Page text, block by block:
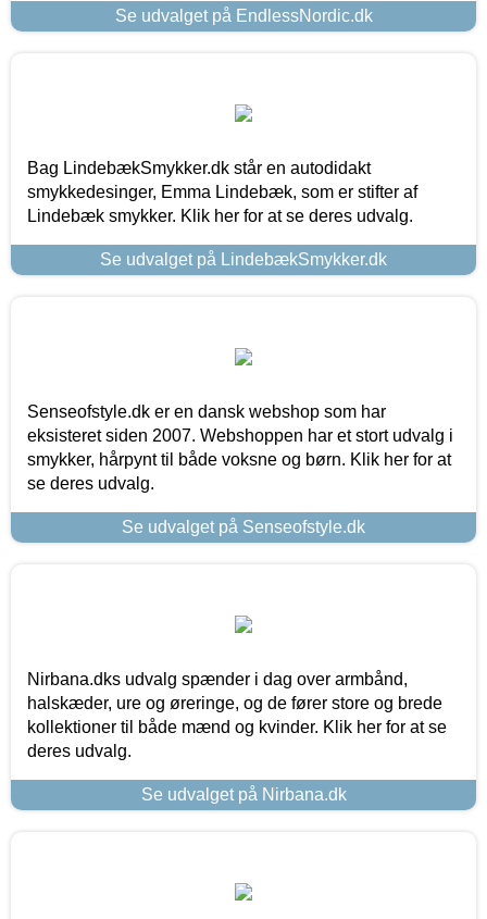
Se udvalget på EndlessNordic.dk
Bag LindebækSmykker.dk står en autodidakt
smykkedesinger, Emma Lindebæk, som er stifter af
Lindebæk smykker. Klik her for at se deres udvalg.
Se udvalget på LindebækSmykker.dk
Senseofstyle.dk er en dansk webshop som har
eksisteret siden 2007. Webshoppen har et stort udvalg i
smykker, hårpynt til både voksne og børn. Klik her for at
se deres udvalg.
Se udvalget på Senseofstyle.dk
Nirbana.dks udvalg spænder i dag over armbånd,
halskæder, ure og øreringe, og de fører store og brede
kollektioner til både mænd og kvinder. Klik her for at se
deres udvalg.
Se udvalget på Nirbana.dk